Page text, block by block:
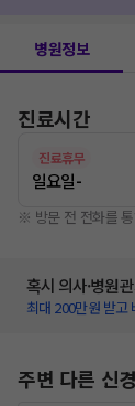
병원정보
진료시간
진료휴무
일요일-
※ 방문 전 전화를
혹시 의사·병원
최대 200만원 받고
주변 다른 신